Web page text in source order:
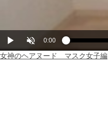
Play Unmute
Current
Time
0:00 Loaded:
0%
Progress:
0%
女神のヘアヌード マスク女子編